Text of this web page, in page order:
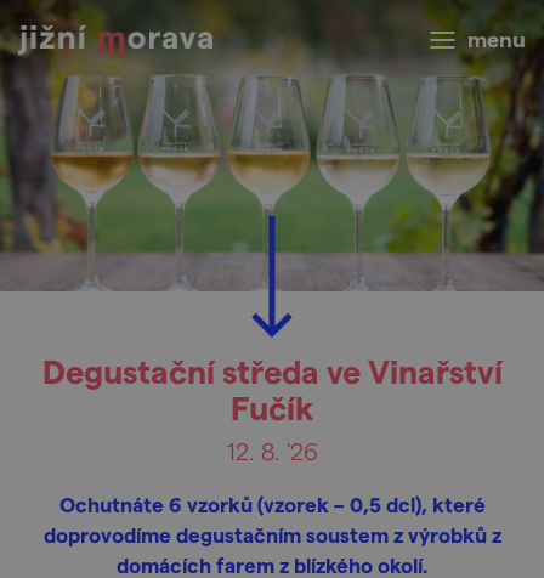
menu
Degustační středa ve Vinařství
Fučík
12. 8. '26
Ochutnáte 6 vzorků (vzorek – 0,5 dcl), které
doprovodíme degustačním soustem z výrobků z
domácích farem z blízkého okolí.